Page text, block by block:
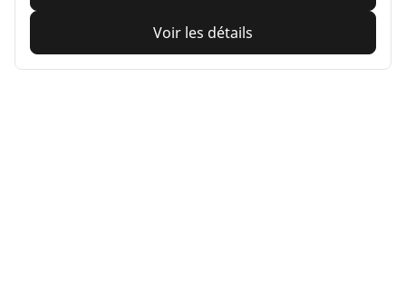
Voir les détails